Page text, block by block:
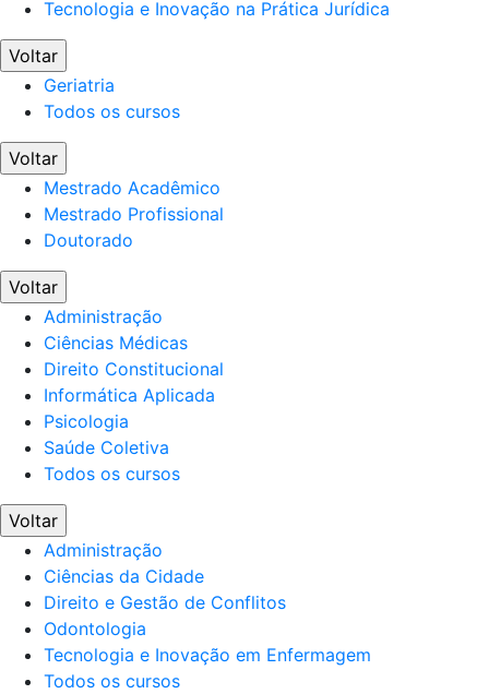
Tecnologia e Inovação na Prática Jurídica
Voltar
Geriatria
Todos os cursos
Voltar
Mestrado Acadêmico
Mestrado Profissional
Doutorado
Voltar
Administração
Ciências Médicas
Direito Constitucional
Informática Aplicada
Psicologia
Saúde Coletiva
Todos os cursos
Voltar
Administração
Ciências da Cidade
Direito e Gestão de Conflitos
Odontologia
Tecnologia e Inovação em Enfermagem
Todos os cursos